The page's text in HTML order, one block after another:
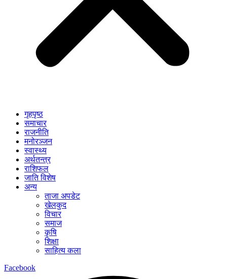
गृहपृष्ठ
समाचार
राजनीति
मनोरञ्जन
स्वास्थ्य
अर्थतन्त्र
राशिफल
जाति विशेष
अन्य
ताजा अपडेट
खेलकुद
विचार
समाज
कृषि
शिक्षा
साहित्य कला
Facebook